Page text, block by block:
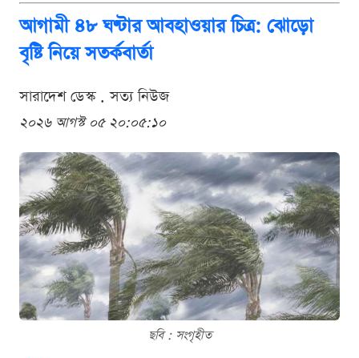
আগামী ৪৮ ঘণ্টার আবহাওয়ার চিত্র: ঝোড়ো
বৃষ্টি নিয়ে সতর্কবার্তা
সারাদেশ ডেস্ক . সত্য নিউজ
২০২৬ আগস্ট ০৫ ২০:০৫:১০
ছবি : সংগৃহীত